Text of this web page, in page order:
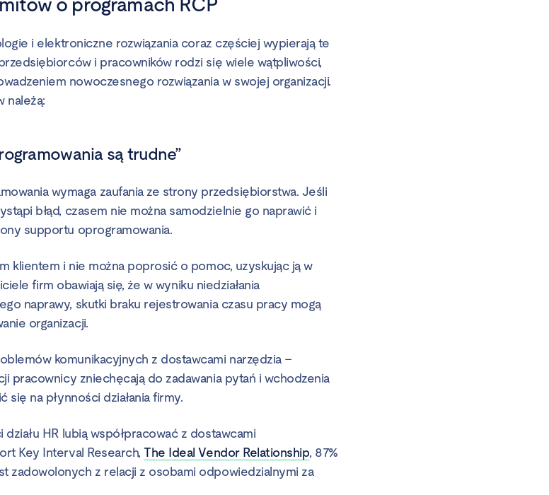
i elektroniczne rozwiązania coraz częściej wypierają te
i pracowników rodzi się wiele wątpliwości,
nowoczesnego rozwiązania w swojej organizacji.
należą:
są trudne”
wymaga zaufania ze strony przedsiębiorstwa. Jeśli
błąd, czasem nie można samodzielnie go naprawić i
supportu oprogramowania.
klientem i nie można poprosić o pomoc, uzyskując ją w
firm obawiają się, że w wyniku niedziałania
naprawy, skutki braku rejestrowania czasu pracy mogą
organizacji.
komunikacyjnych z dostawcami narzędzia –
pracownicy zniechęcają do zadawania pytań i wchodzenia
na płynności działania firmy.
HR lubią współpracować z dostawcami
Key Interval Research,The Ideal Vendor Relationship, 87%
zadowolonych z relacji z osobami odpowiedzialnymi za